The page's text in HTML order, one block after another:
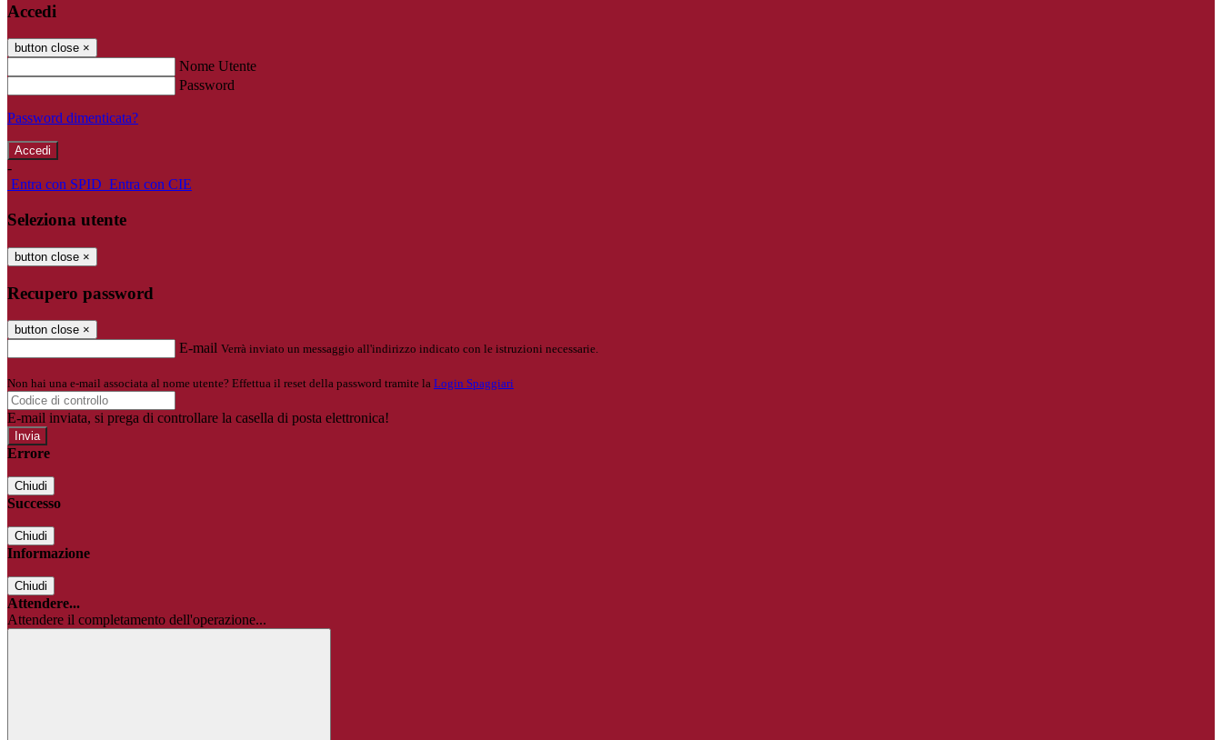
Accedi
button close ×
Nome Utente
Password
Password dimenticata?
-
Entra con SPID Entra con CIE
Seleziona utente
button close ×
Recupero password
button close ×
E-mail Verrà inviato un messaggio all'indirizzo indicato con le istruzioni necessarie.
Non hai una e-mail associata al nome utente? Effettua il reset della password tramite la Login Spaggiari
E-mail inviata, si prega di controllare la casella di posta elettronica!
Errore
Chiudi
Successo
Chiudi
Informazione
Chiudi
Attendere...
Attendere il completamento dell'operazione...